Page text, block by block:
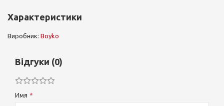
Характеристики
Виробник: Boyko
Відгуки (0)
Имя